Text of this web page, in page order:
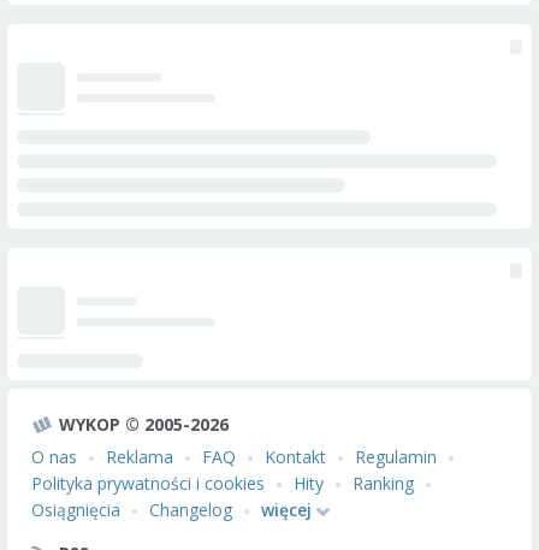
WYKOP © 2005-2026
O nas
Reklama FAQ Kontakt
Regulamin
Polityka prywatności i cookies
Hity
Ranking
Osiągnięcia
Changelog
więcej